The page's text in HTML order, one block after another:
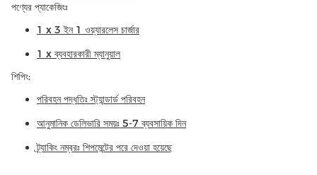
পণ্যের প্যাকেজিংঃ
1 x 3 ইন 1 ওয়্যারলেস চার্জার
1 x ব্যবহারকারী ম্যানুয়াল
শিপিং:
পরিবহন পদ্ধতিঃ স্ট্যান্ডার্ড পরিবহন
আনুমানিক ডেলিভারি সময়ঃ 5-7 ব্যবসায়িক দিন
ট্র্যাকিং নম্বরঃ শিপমেন্টের পরে দেওয়া হয়েছে